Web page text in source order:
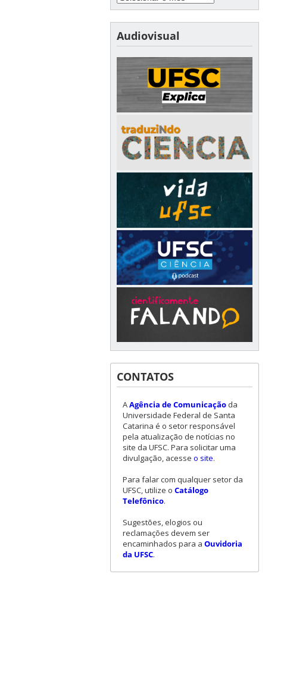
Audiovisual
CONTATOS
AAgência de Comunicação da
Universidade Federal de Santa
Catarina é o setor responsável
pela atualização de notícias no
site da UFSC. Para solicitar uma
divulgação, acesse o site.
Para falar com qualquer setor da
UFSC, utilize o Catálogo
Telefônico.
Sugestões, elogios ou
reclamações devem ser
encaminhados para a Ouvidoria
da UFSC.